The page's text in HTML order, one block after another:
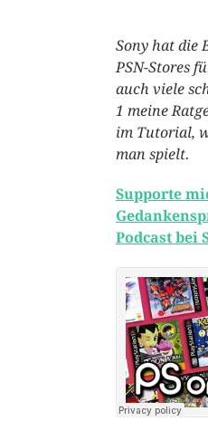
Sony hat die
PSN-Stores
auch viele
1 meine
im Tutorial,
man spielt.
Supporte
Podcast bei